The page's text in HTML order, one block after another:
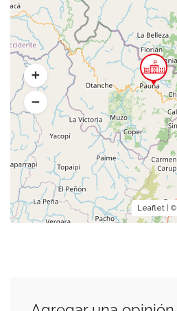
Leaflet | ©